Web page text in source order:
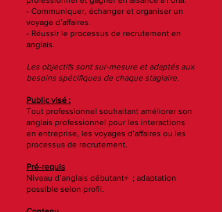
- Communiquer, échanger et organiser un
voyage d’affaires.
- Réussir le processus de recrutement en
anglais.
Les objectifs sont sur-mesure et adaptés aux
besoins spécifiques de chaque stagiaire.
Public visé :
Tout professionnel souhaitant améliorer son
anglais professionnel pour les interactions
en entreprise, les voyages d’affaires ou les
processus de recrutement.
Pré-requis
Niveau d’anglais débutant+ ; adaptation
possible selon profil.